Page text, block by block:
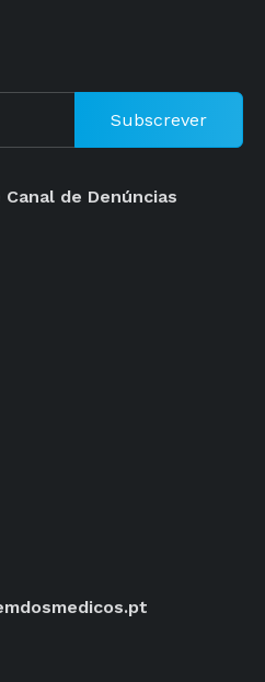
Subscrever
de Denúncias